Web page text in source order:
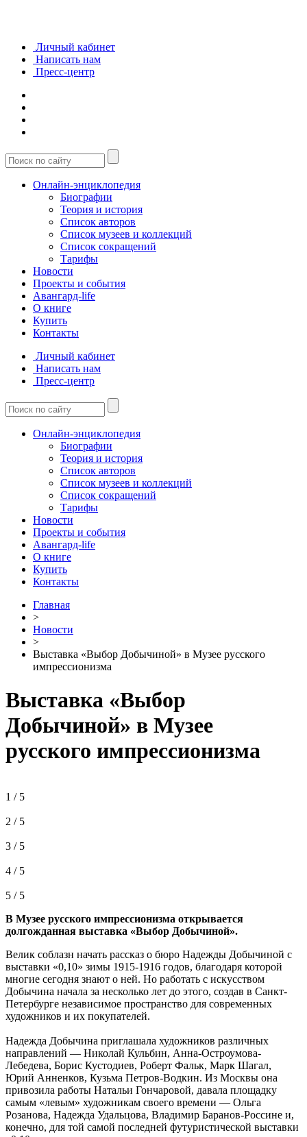
Личный кабинет
Написать нам
Пресс-центр
Онлайн-энциклопедия
Биографии
Теория и история
Список авторов
Список музеев и коллекций
Список сокращений
Тарифы
Новости
Проекты и события
Авангард-life
О книге
Купить
Контакты
Личный кабинет
Написать нам
Пресс-центр
Онлайн-энциклопедия
Биографии
Теория и история
Список авторов
Список музеев и коллекций
Список сокращений
Тарифы
Новости
Проекты и события
Авангард-life
О книге
Купить
Контакты
Главная
>
Новости
>
Выставка «Выбор Добычиной» в Музее русского
импрессионизма
Выставка «Выбор
Добычиной» в Музее
русского импрессионизма
1 / 5
2 / 5
3 / 5
4 / 5
5 / 5
В Музее русского импрессионизма открывается
долгожданная выставка «Выбор Добычиной».
Велик соблазн начать рассказ о бюро Надежды Добычиной с
выставки «0,10» зимы 1915-1916 годов, благодаря которой
многие сегодня знают о ней. Но работать с искусством
Добычина начала за несколько лет до этого, создав в Санкт-
Петербурге независимое пространство для современных
художников и их покупателей.
Надежда Добычина приглашала художников различных
направлений — Николай Кульбин, Анна-Остроумова-
Лебедева, Борис Кустодиев, Роберт Фальк, Марк Шагал,
Юрий Анненков, Кузьма Петров-Водкин. Из Москвы она
привозила работы Натальи Гончаровой, давала площадку
самым «левым» художникам своего времени — Ольга
Розанова, Надежда Удальцова, Владимир Баранов-Россине и,
конечно, для той самой последней футуристической выставки